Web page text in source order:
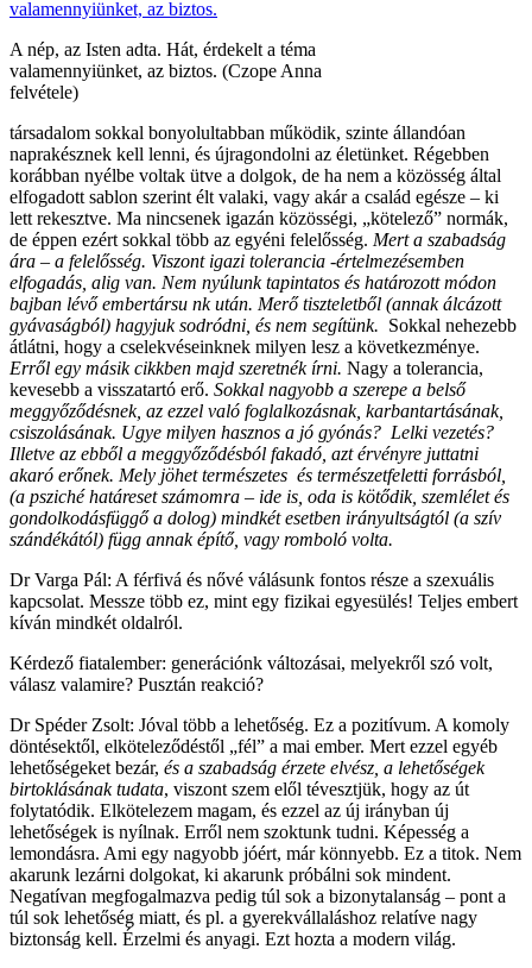
A nép, az Isten adta. Hát, érdekelt a téma
valamennyiünket, az biztos. (Czope Anna
felvétele)
társadalom sokkal bonyolultabban működik, szinte állandóan
naprakésznek kell lenni, és újragondolni az életünket. Régebben
korábban nyélbe voltak ütve a dolgok, de ha nem a közösség által
elfogadott sablon szerint élt valaki, vagy akár a család egésze – ki
lett rekesztve. Ma nincsenek igazán közösségi, „kötelező” normák,
de éppen ezért sokkal több az egyéni felelősség. Mert a szabadság
ára – a felelősség. Viszont igazi tolerancia -értelmezésemben
elfogadás, alig van. Nem nyúlunk tapintatos és határozott módon
bajban lévő embertársu nk után. Merő tiszteletből (annak álcázott
gyávaságból) hagyjuk sodródni, és nem segítünk. Sokkal nehezebb
átlátni, hogy a cselekvéseinknek milyen lesz a következménye.
Erről egy másik cikkben majd szeretnék írni. Nagy a tolerancia,
kevesebb a visszatartó erő. Sokkal nagyobb a szerepe a belső
meggyőződésnek, az ezzel való foglalkozásnak, karbantartásának,
csiszolásának. Ugye milyen hasznos a jó gyónás? Lelki vezetés?
Illetve az ebből a meggyőződésból fakadó, azt érvényre juttatni
akaró erőnek. Mely jöhet természetes és természetfeletti forrásból,
(a psziché határeset számomra – ide is, oda is kötődik, szemlélet és
gondolkodásfüggő a dolog) mindkét esetben irányultságtól (a szív
szándékától) függ annak építő, vagy romboló volta.
Dr Varga Pál: A férfivá és nővé válásunk fontos része a szexuális
kapcsolat. Messze több ez, mint egy fizikai egyesülés! Teljes embert
kíván mindkét oldalról.
Kérdező fiatalember: generációnk változásai, melyekről szó volt,
válasz valamire? Pusztán reakció?
Dr Spéder Zsolt: Jóval több a lehetőség. Ez a pozitívum. A komoly
döntésektől, elköteleződéstől „fél” a mai ember. Mert ezzel egyéb
lehetőségeket bezár, és a szabadság érzete elvész, a lehetőségek
birtoklásának tudata, viszont szem elől tévesztjük, hogy az út
folytatódik. Elkötelezem magam, és ezzel az új irányban új
lehetőségek is nyílnak. Erről nem szoktunk tudni. Képesség a
lemondásra. Ami egy nagyobb jóért, már könnyebb. Ez a titok. Nem
akarunk lezárni dolgokat, ki akarunk próbálni sok mindent.
Negatívan megfogalmazva pedig túl sok a bizonytalanság – pont a
túl sok lehetőség miatt, és pl. a gyerekvállaláshoz relatíve nagy
biztonság kell. Érzelmi és anyagi. Ezt hozta a modern világ.